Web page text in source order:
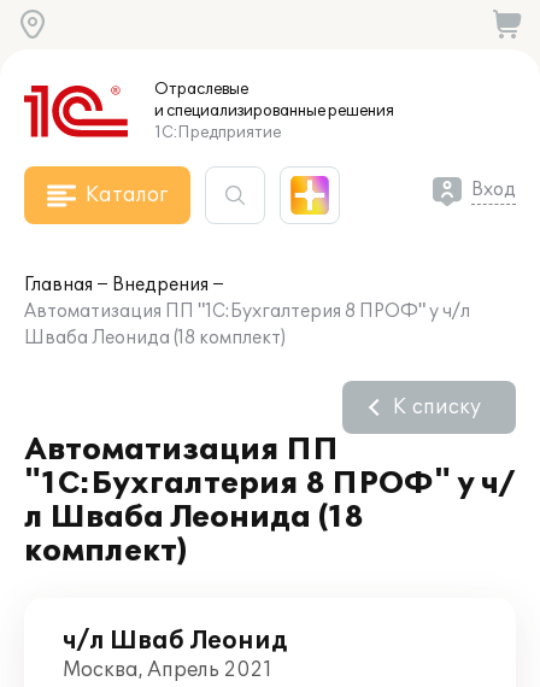
Отраслевые
и специализированныерешения
1С:Предприятие
Каталог Вход
Главная
Внедрения
Автоматизация ПП "1С:Бухгалтерия 8 ПРОФ" у ч/л
Шваба Леонида (18 комплект)
Автоматизация ПП
"1С:Бухгалтерия 8 ПРОФ" у ч/
л Шваба Леонида (18
комплект)
К списку
ч/л Шваб Леонид
Москва, Апрель 2021